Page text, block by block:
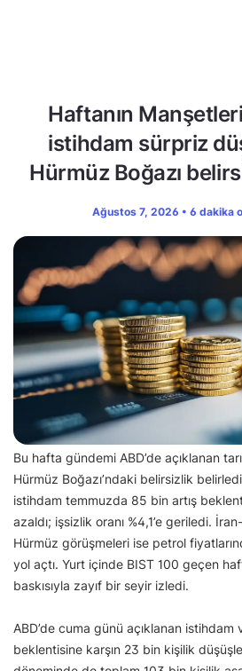
Haftanın
istihdam sürpriz
Hürmüz Boğazı
Ağustos 7, 2026 • 6 dakika
Bu hafta gündemi ABD’de açıklanan
Hürmüz Boğazı’ndaki belirsizlik belirledi.
istihdam temmuzda 85 bin artış
azaldı; işsizlik oranı %4,1’e geriledi.
Hürmüz görüşmeleri ise petrol
yol açtı. Yurt içinde BIST 100 geçen
baskısıyla zayıf bir seyir izledi.
ABD’de cuma günü açıklanan
beklentisine karşın 23 bin kişilik